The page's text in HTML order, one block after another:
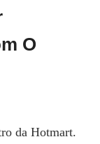
O
da Hotmart.